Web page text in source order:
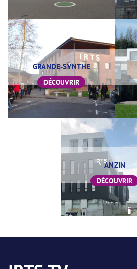
GRANDE-SYNTHE
DÉCOUVRIR
ANZIN
DÉCOUVRIR